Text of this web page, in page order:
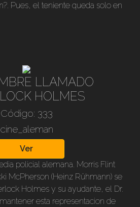
Pues, el teniente queda solo en
en nuestro idioma. 87
Ritter. Actores: René Deltgen, Fritz
Rolf Möbius, Ingeborg Theek,
etc.
LLAMADO
HOLMES
Código: 333
cine_aleman
Ver
policial alemana. Morris Flint
McPherson (Heinz Rühmann) se
Holmes y su ayudante, el Dr.
esta representacion de